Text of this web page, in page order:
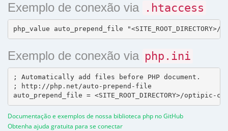
Exemplo de conexão via .htaccess
Exemplo de conexão via php.ini
; Automatically add files before PHP document.
; http://php.net/auto-prepend-file
Documentação e exemplos de nossa biblioteca php no GitHub
Obtenha ajuda gratuita para se conectar